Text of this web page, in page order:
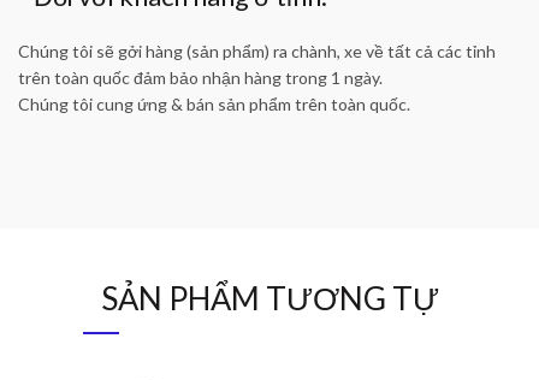
Chúng tôi sẽ gởi hàng (sản phẩm) ra chành, xe về tất cả các tỉnh
trên toàn quốc đảm bảo nhận hàng trong 1 ngày.
Chúng tôi cung ứng & bán sản phẩm trên toàn quốc.
SẢN PHẨM TƯƠNG TỰ